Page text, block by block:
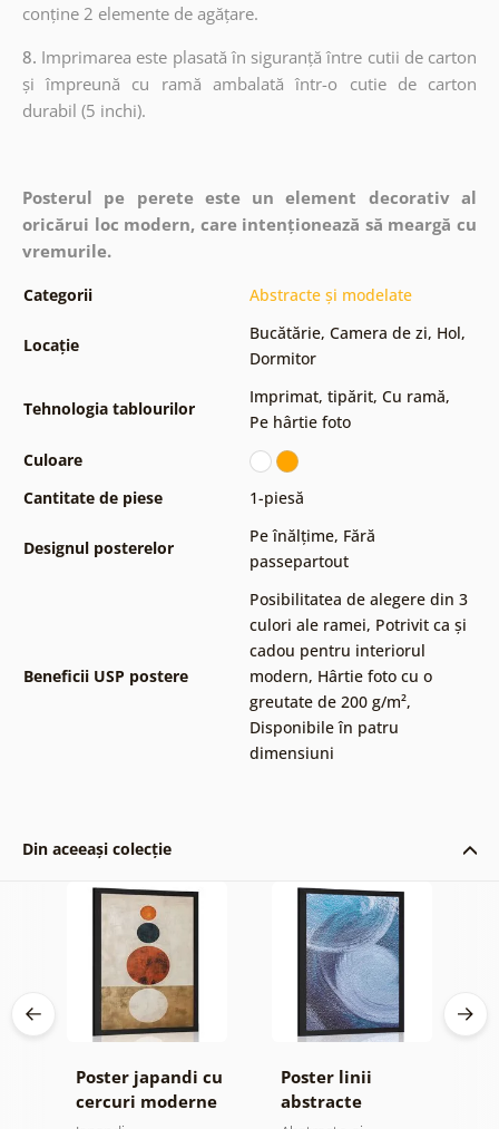
conține 2 elemente de agățare.
8. Imprimarea este plasată în siguranță între cutii de carton
și împreună cu ramă ambalată într-o cutie de carton
durabil (5 inchi).
Posterul pe perete este un element decorativ al
oricărui loc modern, care intenționează să meargă cu
vremurile.
Categorii Abstracte și modelate
Locație
Bucătărie, Camera de zi, Hol,
Dormitor
Tehnologia tablourilor
Imprimat, tipărit, Cu ramă,
Pe hârtie foto
Culoare
Cantitate de piese
1-piesă
Designul posterelor
Pe înălțime, Fără
passepartout
Beneficii USP postere
Posibilitatea de alegere din 3
culori ale ramei, Potrivit ca și
cadou pentru interiorul
modern, Hârtie foto cu o
greutate de 200 g/m²,
Disponibile în patru
dimensiuni
Din aceeași colecție
Poster japandi cu
cercuri moderne
Poster linii
abstracte